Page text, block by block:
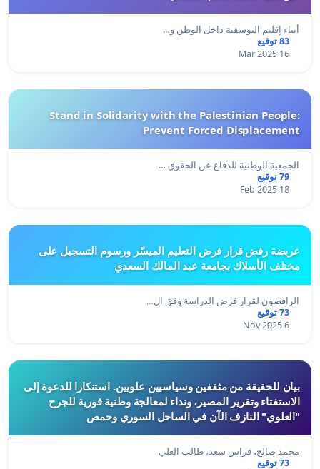
أبناء إقليم اليوسفية داخل الوطن و…
83 توقيع
16 Mar 2025
Stand in Solidarity with the Palestinian People:
Prevent Forced Displacement
الجمعية الوطنية للدفاع عن الحقوق …
79 توقيع
18 Feb 2025
عريضة رفض قرار فرض التعليم الميسّر ورسوم التسجيل على
مختلف الأسلاك بجامعة عبد المالك السعدي
الرافضون لقرار فرض الدراسة وفق ال…
73 توقيع
6 Nov 2025
بيان للحقيقة من مثقفين وسياسيين علويين. استنكارا للدعوة إلى
الاستفتاء وتقرير المصير، ونداء لمعالجة وطنية فورية للجرح
"العلوي" النازف الآن في الساحل السوري وحمص
محمد صالح، فراس سعد، طالب العلي
73 توقيع